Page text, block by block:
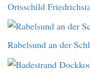
Ortsschild
Rabelsund an der